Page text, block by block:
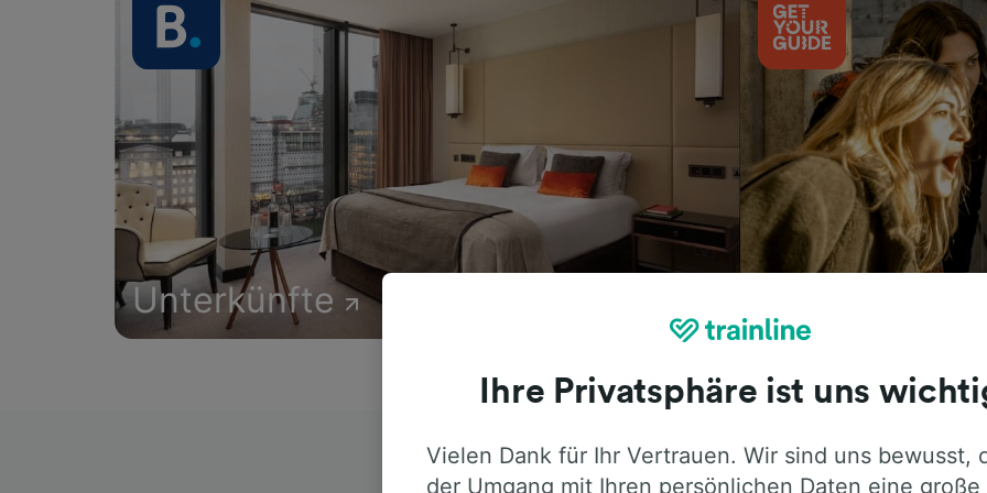
Unterkünfte
Die ehrliche Meinung von Trainline-
Ihre Privatsphäre ist uns
Vielen Dank für Ihr Vertrauen. Wir sind uns bewusst,
der Umgang mit Ihren persönlichen Daten eine große